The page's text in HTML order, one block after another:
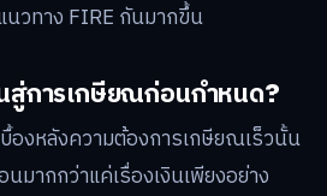
วทาง FIRE กันมากขึ้น
สู่การเกษียณก่อนกำหนด?
บื้องหลังความต้องการเกษียณเร็วนั้น
มากกว่าแค่เรื่องเงินเพียงอย่าง